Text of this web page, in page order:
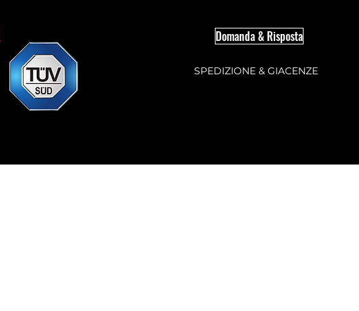
Domanda & Risposta
SPEDIZIONE & GIACENZE